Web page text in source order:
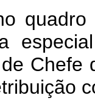
Chefe